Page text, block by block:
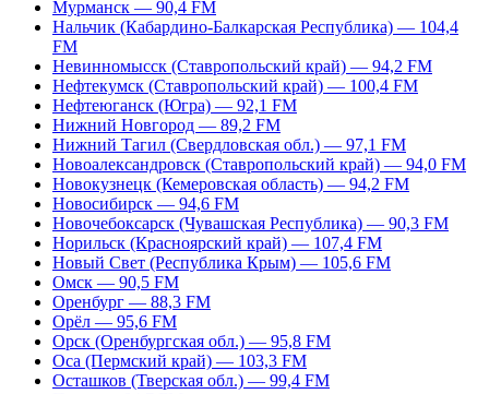
Мурманск — 90,4 FM
Нальчик (Кабардино-Балкарская Республика) — 104,4
FM
Невинномысск (Ставропольский край) — 94,2 FM
Нефтекумск (Ставропольский край) — 100,4 FM
Нефтеюганск (Югра) — 92,1 FM
Нижний Новгород — 89,2 FM
Нижний Тагил (Свердловская обл.) — 97,1 FM
Новоалександровск (Ставропольский край) — 94,0 FM
Новокузнецк (Кемеровская область) — 94,2 FM
Новосибирск — 94,6 FM
Новочебоксарск (Чувашская Республика) — 90,3 FM
Норильск (Красноярский край) — 107,4 FM
Новый Свет (Республика Крым) — 105,6 FM
Омск — 90,5 FM
Оренбург — 88,3 FM
Орёл — 95,6 FM
Орск (Оренбургская обл.) — 95,8 FM
Оса (Пермский край) — 103,3 FM
Осташков (Тверская обл.) — 99,4 FM